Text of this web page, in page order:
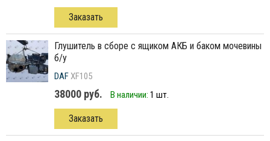
Заказать
Глушитель в сборе с ящиком АКБ и баком мочевины
б/у
DAFXF105
38000 руб. В наличии: 1 шт.
Заказать